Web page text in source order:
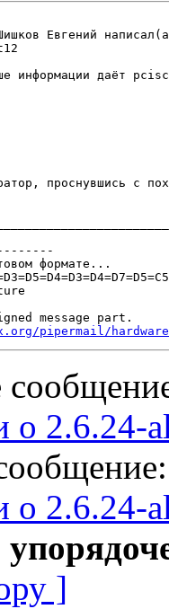
Евгений
информации даёт
проснувшись с
формате...
message part.
pipermail/hardware/
о 2.6.24-
о 2.6.24-
]